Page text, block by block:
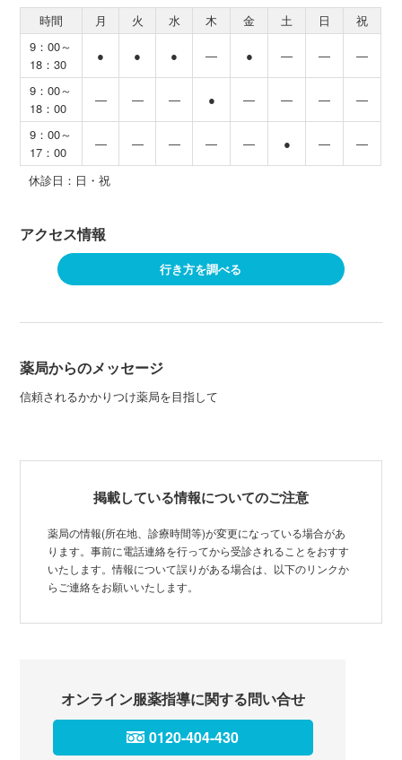
時間 月 火 水 木 金 土 日
祝
9：00～
18：30
● ● ● ― ● ― ― ―
9：00～
18：00
― ― ― ● ― ― ― ―
9：00～
17：00
― ― ― ― ― ● ― ―
休診日：日・祝
アクセス情報
行き方を調べる
薬局からのメッセージ
信頼されるかかりつけ薬局を目指して
掲載している情報についてのご注意
薬局の情報(所在地、診療時間等)が変更になっている場合があ
ります。事前に電話連絡を行ってから受診されることをおすす
いたします。情報について誤りがある場合は、以下のリンクか
らご連絡をお願いいたします。
オンライン服薬指導に関する問い合せ
0120-404-430